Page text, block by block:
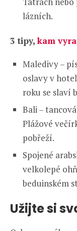
lázních.
3 tipy,kam
Maledivy –
oslavy v
roku se slaví
Bali –
Plážové
pobřeží.
Spojené
velkolepé
beduinském
Užijte si